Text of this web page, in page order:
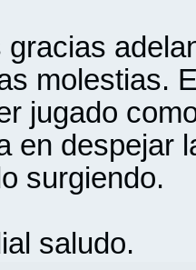
molestias.
jugado
en despejar
surgiendo.
saludo.